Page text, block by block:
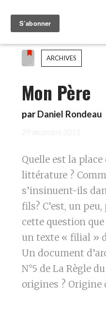
ARCHIVES
Mon Père
par Daniel Rondeau
29 décembre 2015
Quelle est la place
littérature ?
s’insinuent-ils
fils? C’est, un
cette question
un texte « filial »
Un document
N°5 de La Règle
origines ? Origine